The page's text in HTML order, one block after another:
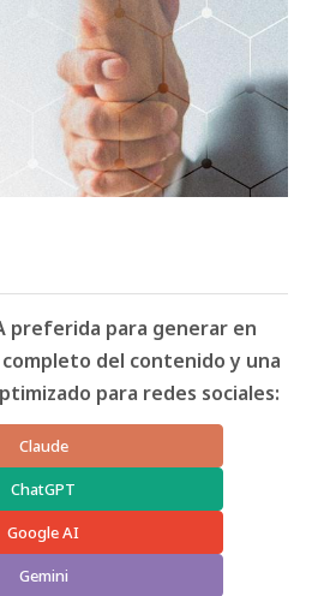
preferida para generar en
del contenido y una
para redes sociales:
Claude
ChatGPT
Google AI
Gemini